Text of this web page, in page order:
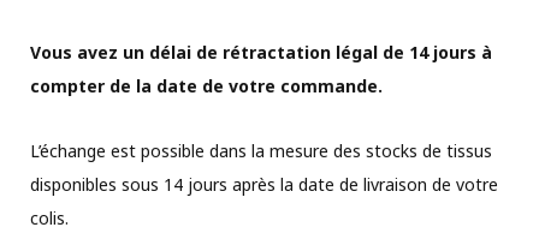
Vous avez un délai de rétractation légal de 14 jours à
compter de la date de votre commande.
L’échange est possible dans la mesure des stocks de tissus
disponibles sous 14 jours après la date de livraison de votre
colis.